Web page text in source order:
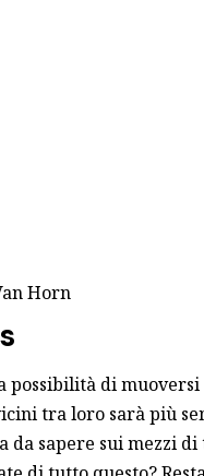
Horn
possibilità di
tra loro sarà più
da sapere sui mezzi